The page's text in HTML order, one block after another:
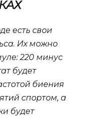
есть свои
Их можно
220 минус
будет
биения
спортом, а
будет